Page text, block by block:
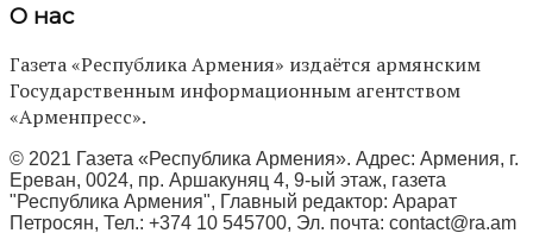
О нас
Газета «Республика Армения» издаётся армянским
Государственным информационным агентством
«Арменпресс».
© 2021 Газета «Республика Армения». Адрес: Армения, г.
Ереван, 0024, пр. Аршакуняц 4, 9-ый этаж, газета
"Республика Армения", Главный редактор: Арарат
Петросян, Тел.: +374 10 545700, Эл. почта: contact@ra.am